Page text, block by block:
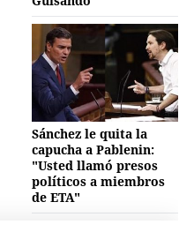
Sánchez le quita la
capucha a Pablenin:
"Usted llamó presos
políticos a miembros
de ETA"